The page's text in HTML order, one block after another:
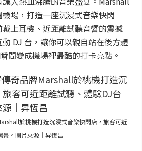
場，打造一座沉浸式音樂快閃
上耳機、近距離試聽音響的震撼
DJ 台，讓你可以親自站在後方體
間變成機場裡最酷的打卡亮點。
於桃機打造沉浸式音樂快閃店，旅客可近
景。圖片來源｜昇恆昌